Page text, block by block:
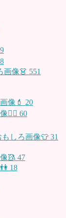
画像👗 551
像💄 20
👱‍♀️ 60
しろ画像👕 31
🥻 47
18